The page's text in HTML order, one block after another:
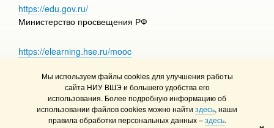
Мы используем файлы cookies для улучшения работы
сайта НИУ ВШЭ и большего удобства его
использования. Более подробную информацию об
использовании файлов cookies можно найти здесь, наши
правила обработки персональных данных –здесь.
https://edu.gov.ru/
Министерство просвещения РФ
https://elearning.hse.ru/mooc
© НИУ ВШЭ 1993–2026
Адреса и контакты